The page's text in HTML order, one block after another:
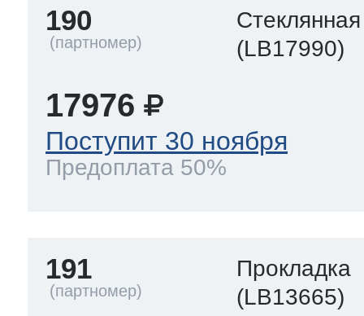
190
(LB17990)
17976
Поступит 30 ноября
Предоплата 50%
191
Прокладка
(LB13665)